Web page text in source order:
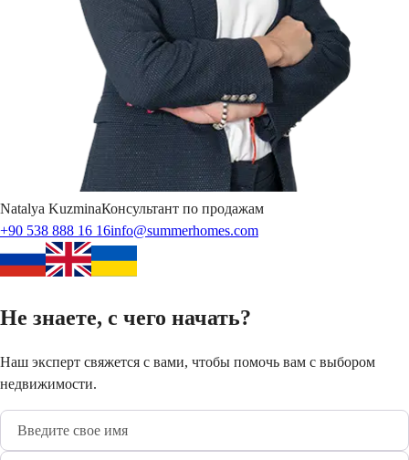
Natalya KuzminaКонсультант по продажам
+90 538 888 16 16info@summerhomes.com
Не знаете, с чего начать?
Наш эксперт свяжется с вами, чтобы помочь вам с выбором
недвижимости.